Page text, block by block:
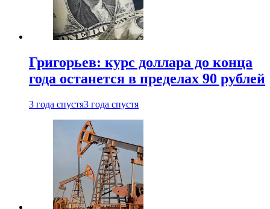
Григорьев: курс доллара до конца
года останется в пределах 90 рублей
3 года спустя3 года спустя